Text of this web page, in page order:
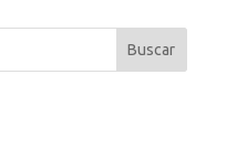
Buscar